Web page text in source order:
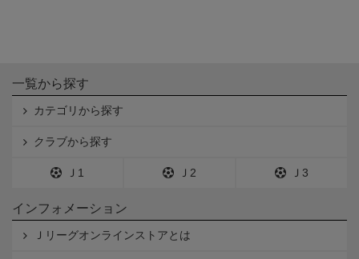
一覧から探す
カテゴリから探す
クラブから探す
Ｊ1 Ｊ2 Ｊ3
インフォメーション
Ｊリーグオンラインストアとは